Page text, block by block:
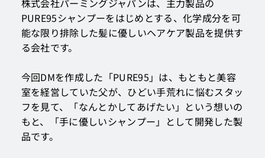
株式会社パーミングジャパンは、主力製品の
PURE95シャンプーをはじめとする、化学成分を可
能な限り排除した髪に優しいヘアケア製品を提供す
る会社です。
今回DMを作成した「PURE95」は、もともと美容
室を経営していた父が、ひどい手荒れに悩むスタッ
フを見て、「なんとかしてあげたい」という想いの
もと、「手に優しいシャンプー」として開発した製
品です。